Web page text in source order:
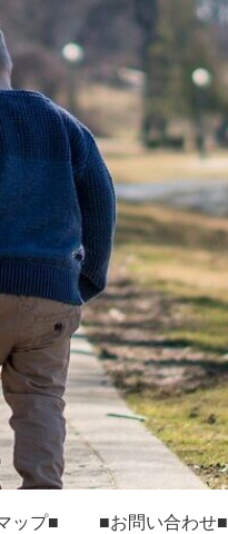
ップ■ ■お問い合わせ■